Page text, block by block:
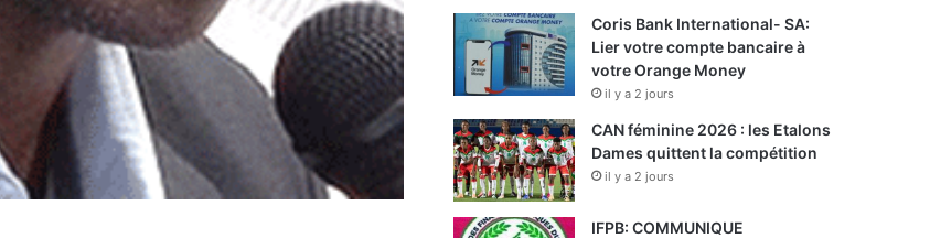
Coris Bank International- SA:
Lier votre compte bancaire à
votre Orange Money
il y a 2 jours
CAN féminine 2026 : les Etalons
Dames quittent la compétition
il y a 2 jours
IFPB: COMMUNIQUE